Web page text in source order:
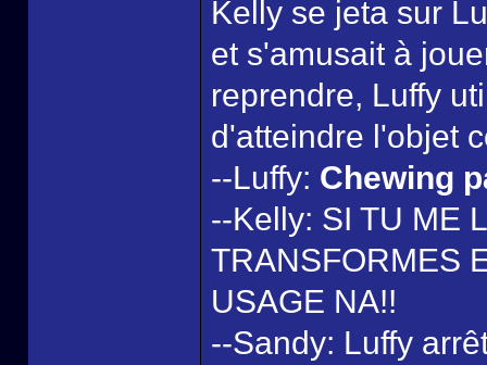
Kelly se jeta sur
et s'amusait à
reprendre, Luffy
d'atteindre l'objet
--Luffy: Chewing
--Kelly: SI TU ME
TRANSFORMES
USAGE NA!!
--Sandy: Luffy